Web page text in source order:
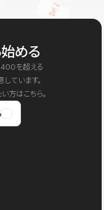
始める
400を超える
ています。
方はこちら。